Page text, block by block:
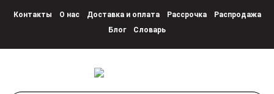
Контакты О нас Доставка и оплата Рассрочка
Распродажа
Блог
Словарь